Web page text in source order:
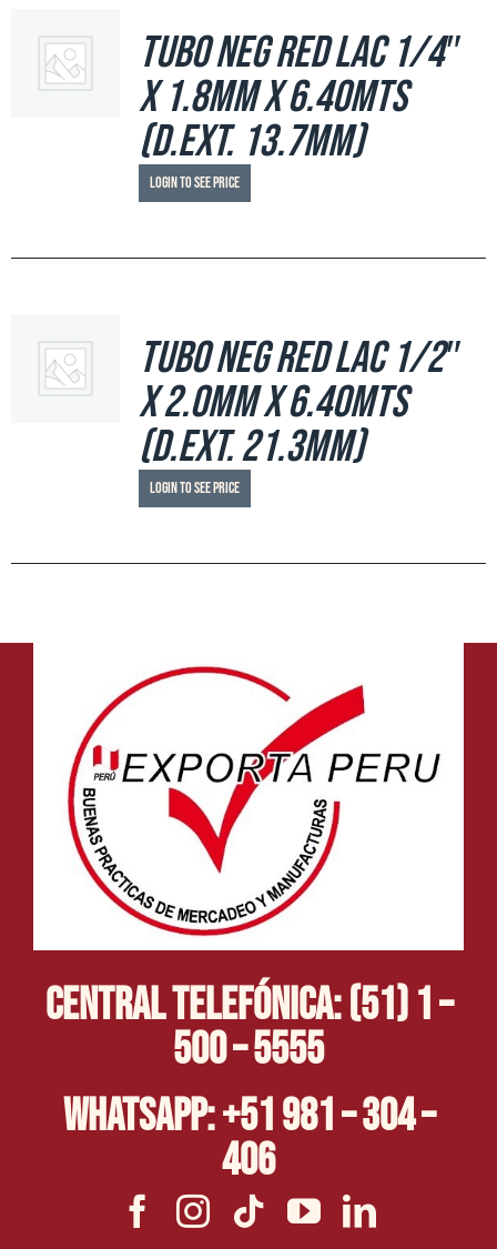
Tubo Neg Red LAC 1/4″
x 1.8mm x 6.40mts
(d.ext. 13.7mm)
Login to see price
Tubo Neg Red LAC 1/2″
x 2.0mm x 6.40mts
(d.ext. 21.3mm)
Login to see price
Central Telefónica: (51) 1 –
500 – 5555
Whatsapp: +51 981 – 304 –
406